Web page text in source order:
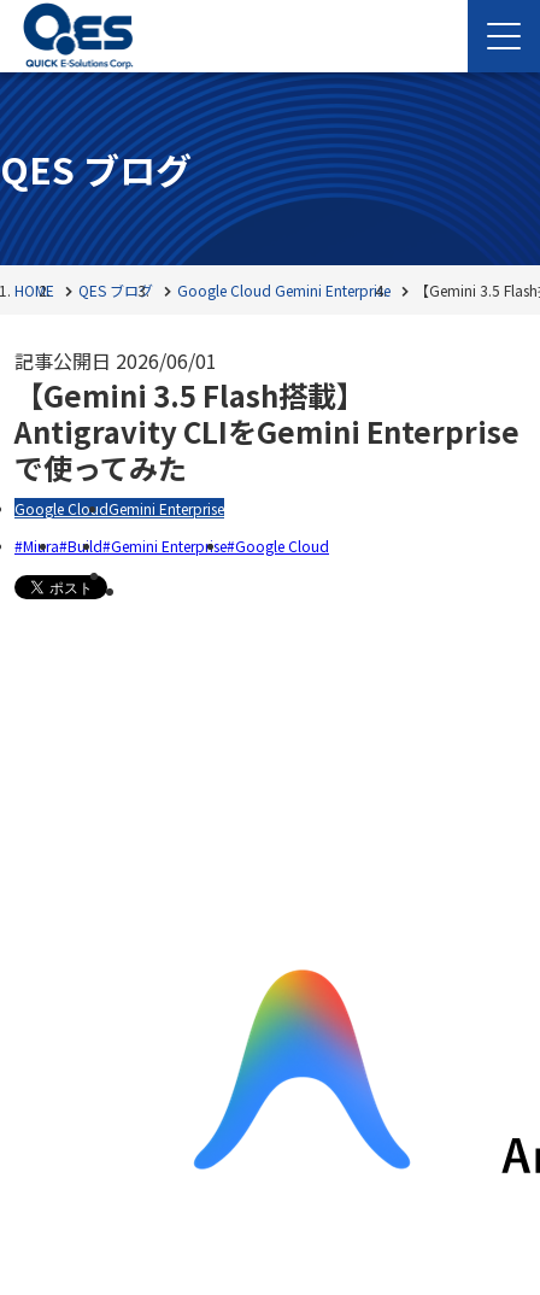
QES ブログ
HOME QES ブログ Google Cloud Gemini Enterprise 【Gemini 3.5
記事公開日 2026/06/01
【Gemini 3.5 Flash搭載】
Antigravity CLIをGemini Enterprise
で使ってみた
Google CloudGemini Enterprise
Miura Build Gemini Enterprise Google Cloud